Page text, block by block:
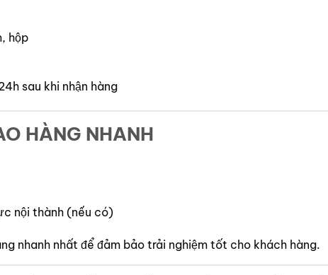
hộp
sau khi nhận hàng
HÀNG NHANH
nội thành (nếu có)
nhanh nhất để đảm bảo trải nghiệm tốt cho khách hàng.